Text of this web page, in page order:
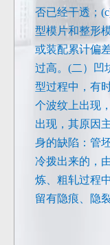
否已经干透；
型模片和整形
或装配累计偏
过高。(二）凹
型过程中，有
个波纹上出现
出现，其原因
身的缺陷：管
冷拨出来的，
炼、粗轧过程
留有隐痕、隐